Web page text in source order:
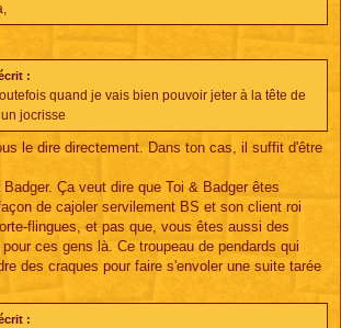
:
quand je vais bien pouvoir jeter à la tête de
jocrisse
le dire directement. Dans ton cas, il suffit d'être
Ça veut dire que Toi & Badger êtes
de cajoler servilement BS et son client roi
flingues, et pas que, vous êtes aussi des
ces gens là. Ce troupeau de pendards qui
des craques pour faire s'envoler une suite tarée
: